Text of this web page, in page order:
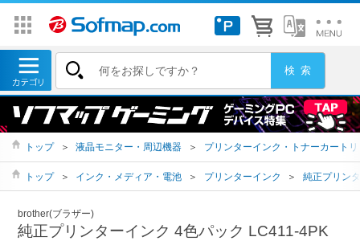
トップ ＞ 液晶モニター・周辺機器 ＞ プリンターインク・トナーカートリ
トップ ＞ インク・メディア・電池 ＞ プリンターインク ＞ 純正プリン
brother(ブラザー)
純正プリンターインク 4色パック LC411-4PK